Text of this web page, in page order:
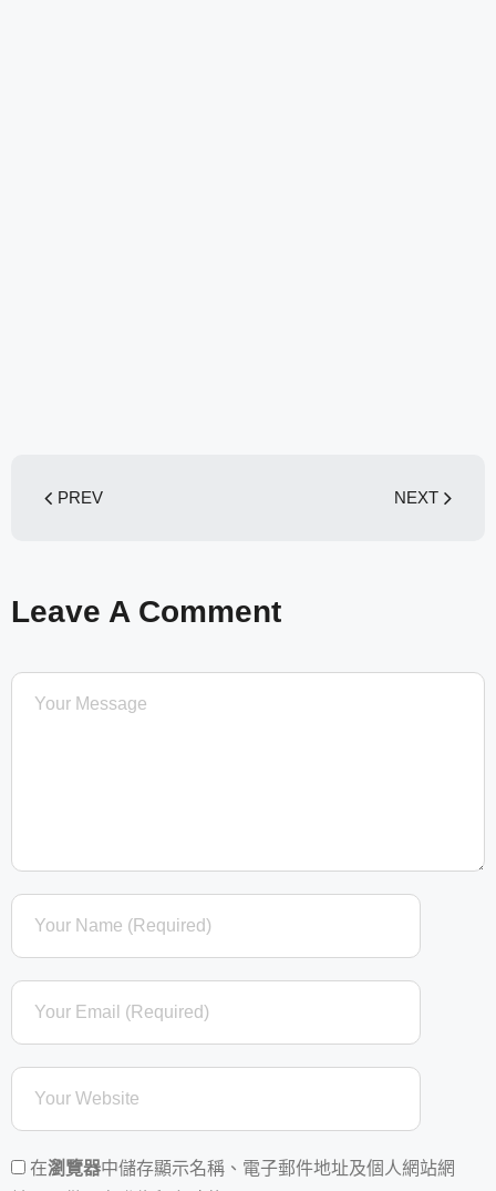
PREV NEXT
Leave A Comment
在瀏覽器中儲存顯示名稱、電子郵件地址及個人網站網